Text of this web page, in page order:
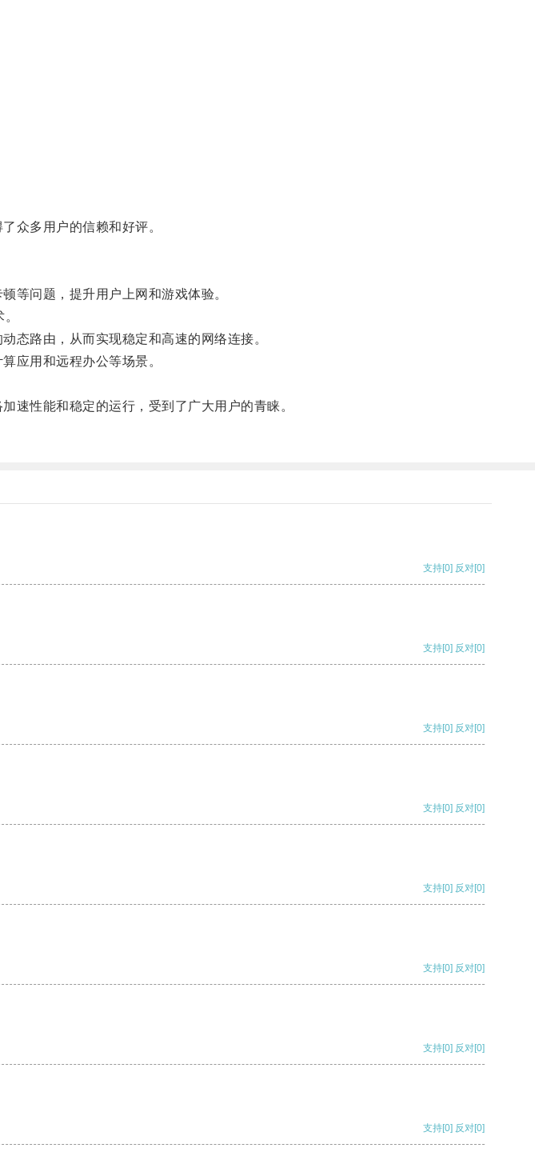
众多用户的信赖和好评。
问题，提升用户上网和游戏体验。
路由，从而实现稳定和高速的网络连接。
应用和远程办公等场景。
性能和稳定的运行，受到了广大用户的青睐。
支持[0] 反对[0]
支持[0] 反对[0]
支持[0] 反对[0]
支持[0] 反对[0]
支持[0] 反对[0]
支持[0] 反对[0]
支持[0] 反对[0]
支持[0] 反对[0]